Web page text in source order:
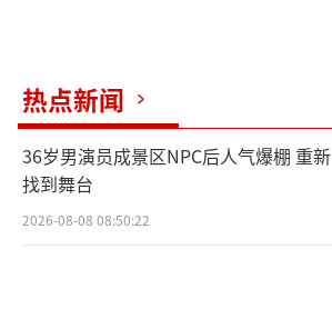
热点新闻
36岁男演员成景区NPC后人气爆棚 重新
找到舞台
2026-08-08 08:50:22